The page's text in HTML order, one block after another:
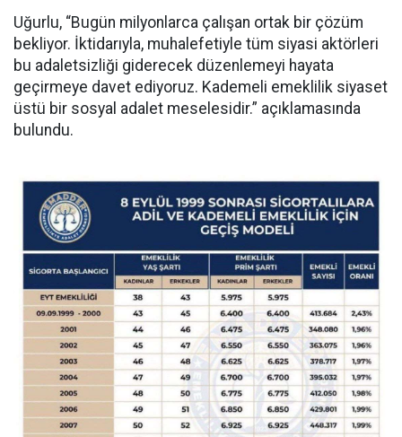
Uğurlu, “Bugün milyonlarca çalışan ortak bir çözüm
bekliyor. İktidarıyla, muhalefetiyle tüm siyasi aktörleri
bu adaletsizliği giderecek düzenlemeyi hayata
geçirmeye davet ediyoruz. Kademeli emeklilik siyaset
üstü bir sosyal adalet meselesidir.” açıklamasında
bulundu.